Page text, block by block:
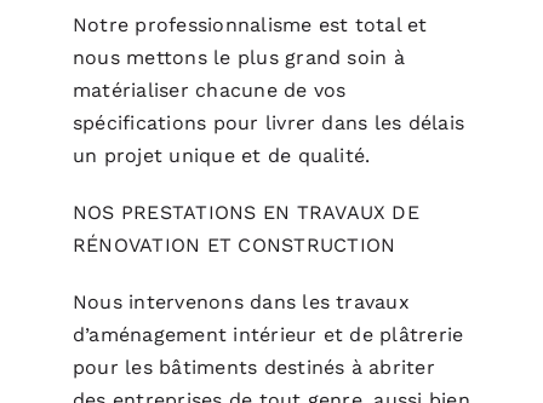
Notre professionnalisme est total et
nous mettons le plus grand soin à
matérialiser chacune de vos
spécifications pour livrer dans les délais
un projet unique et de qualité.
NOS PRESTATIONS EN TRAVAUX DE
RÉNOVATION ET CONSTRUCTION
Nous intervenons dans les travaux
d’aménagement intérieur et de plâtrerie
pour les bâtiments destinés à abriter